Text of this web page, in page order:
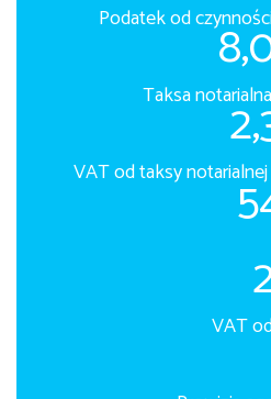
Podatek od
Taksa
VAT od taksy
VAT